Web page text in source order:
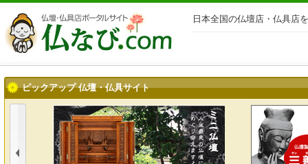
日本全国の仏壇店・仏具店
ピックアップ 仏壇・仏具サイト